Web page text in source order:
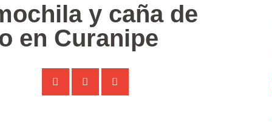
y caña de
en Curanipe